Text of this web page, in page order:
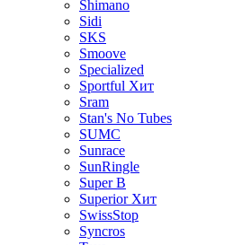
Shimano
Sidi
SKS
Smoove
Specialized
Sportful Хит
Sram
Stan's No Tubes
SUMC
Sunrace
SunRingle
Super B
Superior Хит
SwissStop
Syncros